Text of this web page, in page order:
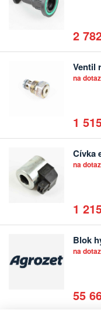
2
Ventil
na dotaz
1
Cívka
na dotaz
1
Blok
na dotaz
55